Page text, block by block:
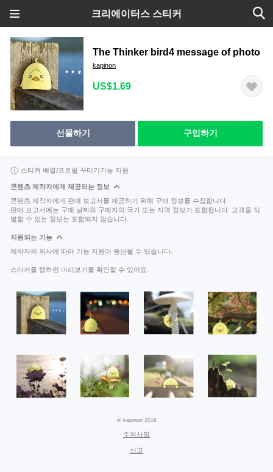
크리에이터스 스티커
The Thinker bird4 message of photo
kapinon
US$1.69
선물하기 구입하기
스티커 배열/프로필 꾸미기기능 지원
콘텐츠 제작자에게 제공되는 정보
콘텐츠 제작자에게 판매 보고서를 제공하기 위해 구매 정보를 수집합니다.
판매 보고서에는 구매 날짜와 구매자의 국가 또는 지역 정보가 포함됩니다. 고객을 식
별할 수 있는 정보는 포함되지 않습니다.
지원되는 기능
제작자의 의사에 따라 기능 지원이 중단될 수 있습니다.
스티커를 탭하면 미리보기를 확인할 수 있어요.
© kapinon 2016
주의사항
신고